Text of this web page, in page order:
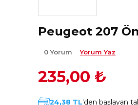
Peugeot 207
0 Yorum Yorum Yaz
235,00 ₺
24,38 TL'den başlayan